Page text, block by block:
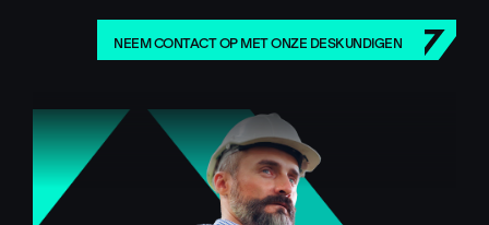
NEEM CONTACT OP MET ONZE DESKUNDIGEN